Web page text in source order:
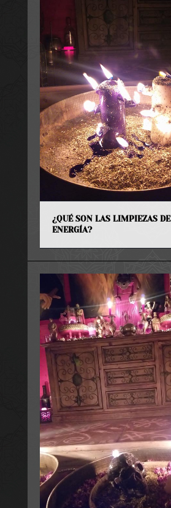
¿QUÉ SON LAS LIMPIEZAS DE
ENERGÍA?